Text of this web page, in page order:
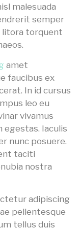
malesuada
semper
litora torquent
amet
faucibus ex
In id cursus
leo eu
vivamus
egestas. Iaculis
nunc posuere.
taciti
nostra
adipiscing
pellentesque
tellus duis